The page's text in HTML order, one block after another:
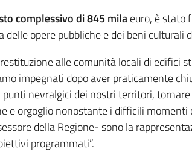
complessivo di 845 milaeuro, è stato
opere pubbliche e dei beni culturali
alle comunità locali di edifici
impegnati dopo aver praticamente
punti nevralgici dei nostri territori,
e orgoglio nonostante i difficili
della Regione- sono la
programmati”.